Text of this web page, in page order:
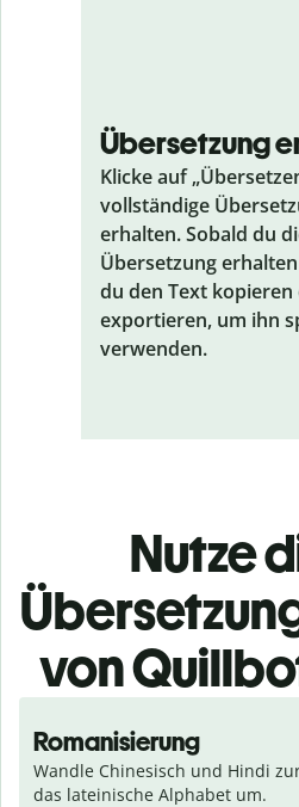
Übersetzung
Klicke auf
vollständige
erhalten. Sobald du
Übersetzung
du den Text kopieren
exportieren, um ihn
verwenden.
Nutze
von
Romanisierung
Wandle Chinesisch und Hindi
das lateinische Alphabet um.